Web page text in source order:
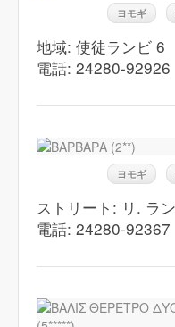
ヨモギ
地域: 使徒ランビ 6
電話: 24280-92926
ヨモギ
ストリート: リ. ラ
電話: 24280-92367